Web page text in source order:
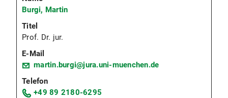
Burgi, Martin
Prof. Dr. jur.
martin.burgi@jura.uni-muenchen.de
+49 89 2180-6295